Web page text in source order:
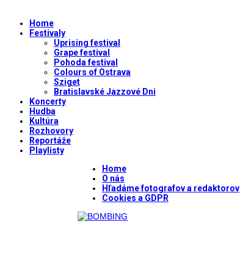
Home
Festivaly
Uprising festival
Grape festival
Pohoda festival
Colours of Ostrava
Sziget
Bratislavské Jazzové Dni
Koncerty
Hudba
Kultúra
Rozhovory
Reportáže
Playlisty
Home
O nás
Hľadáme fotografov a redaktorov
Cookies a GDPR